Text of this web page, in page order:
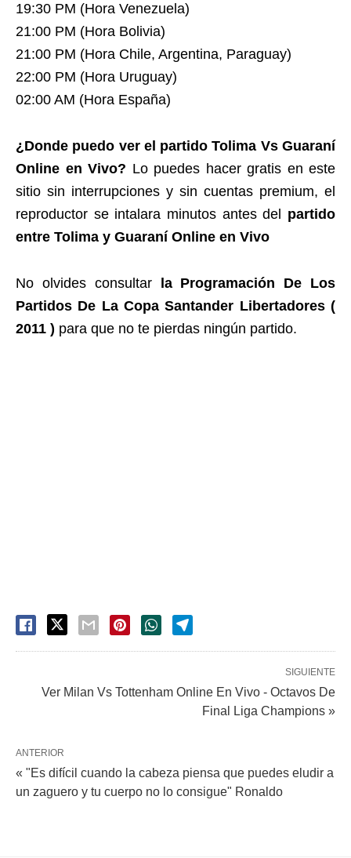
19:30 PM (Hora Venezuela)
21:00 PM (Hora Bolivia)
21:00 PM (Hora Chile, Argentina, Paraguay)
22:00 PM (Hora Uruguay)
02:00 AM (Hora España)
¿Donde puedo ver el partido Tolima Vs Guaraní
Online en Vivo? Lo puedes hacer gratis en este
sitio sin interrupciones y sin cuentas premium, el
reproductor se intalara minutos antes del partido
entre Tolima y Guaraní Online en Vivo
No olvides consultar
la Programación De Los
Partidos De La Copa Santander Libertadores (
2011 ) para que no te pierdas ningún partido.
SIGUIENTE
Ver Milan Vs Tottenham Online En Vivo - Octavos De
Final Liga Champions »
ANTERIOR
« "Es difícil cuando la cabeza piensa que puedes eludir a
un zaguero y tu cuerpo no lo consigue" Ronaldo